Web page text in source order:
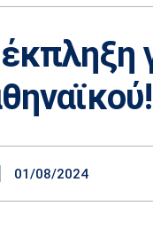
01/08/2024